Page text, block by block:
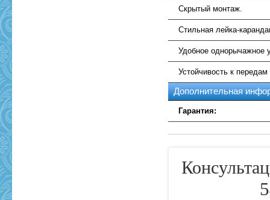
Скрытый монтаж.
Стильная лейка-
Удобное однорычажное
Устойчивость к
Дополнительная
Гарантия: